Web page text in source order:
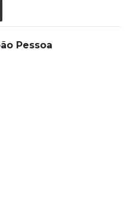
Pessoa